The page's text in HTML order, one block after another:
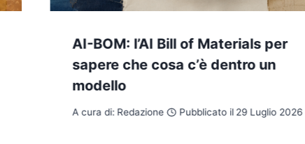
AI-BOM: l’AI Bill of Materials per
sapere che cosa c’è dentro un
modello
A cura di: Redazione Pubblicato il 29 Luglio 2026